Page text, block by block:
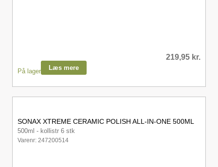
219,95 kr.
På lager Læs mere
SONAX XTREME CERAMIC POLISH ALL-IN-ONE 500ML
500ml - kollistr 6 stk
Varenr: 247200514